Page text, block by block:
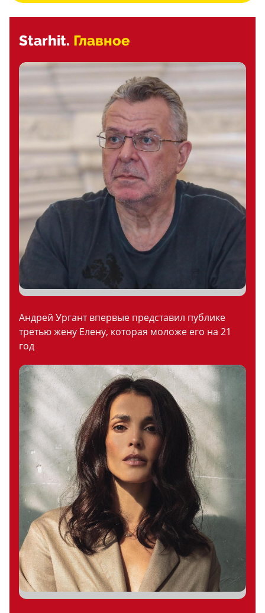
Starhit. Главное
Андрей Ургант впервые представил публике
третью жену Елену, которая моложе его на 21
год